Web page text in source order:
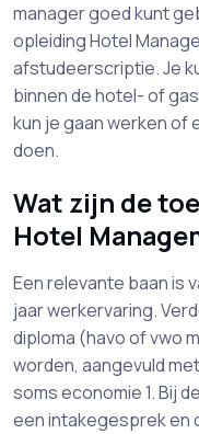
manager goed kunt
opleiding Hotel
afstudeerscriptie. Je
binnen de hotel- of
kun je gaan werken of
doen.
Wat zijn de
Hotel
Een relevante baan is
jaar werkervaring.
diploma (havo of vwo
worden, aangevuld
soms economie 1. Bij
een intakegesprek en